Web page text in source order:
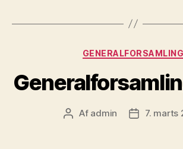
Kategorier
GENERALFORSAMLING
Indlægsforfatter
Af admin 7. marts